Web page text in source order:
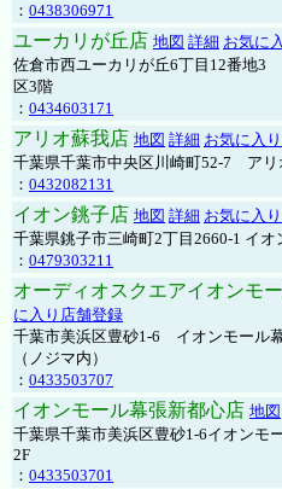
： 0438306971
ユーカリが丘店 地図 詳細 お気に
佐倉市西ユーカリが丘6丁目12番地
区3階
： 0434603171
アリオ蘇我店 地図 詳細 お気に入
千葉県千葉市中央区川崎町52-7 アリ
： 0432082131
イオン銚子店 地図 詳細 お気に入
千葉県銚子市三崎町2丁目2660-1 イ
： 0479303211
オーディオスクエアイオンモ
に入り店舗登録
千葉市美浜区豊砂1-6 イオンモール
（ノジマ内）
： 0433503707
イオンモール幕張新都心店 地図
千葉県千葉市美浜区豊砂1-6イオン
2F
： 0433503701